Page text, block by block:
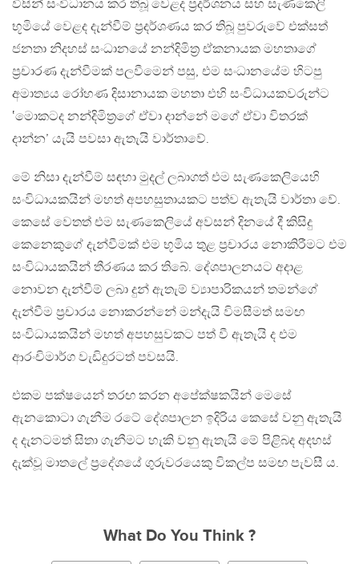
විසින් සංවිධානය කර තිබූ වෙළද ප්‍රදර්ශනය සහ සැණකෙලි
භූමියේ වෙළද දැන්වීම් ප්‍රදර්ශණය කර තිබූ පුවරුවේ එක්සත්
ජනතා නිදහස් සංධානයේ නන්දිමිත්‍ර ඒකනායක මහතාගේ
ප්‍රචාරණ දැන්වීමක් පලවීමෙන් පසු, එම සංධානයේම හිටපු
අමාත්‍යය රෝහණ දිසානායක මහතා එහි සංවිධායකවරුන්ට
‛මොකටද නන්දිමිත්‍රගේ ඒවා දාන්නේ මගේ ඒවා විතරක්
දාන්න’ යැයි පවසා ඇතැයි වාර්තාවේ.
මේ නිසා දැන්වීම් සඳහා මුදල් ලබාගත් එම සැණකෙලියෙහි
සංවිධායකයින් මහත් අපහසුතායකට පත්ව ඇතැයි වාර්තා වේ.
කෙසේ වෙතත් එම සැණකෙලියේ අවසන් දිනයේ දී කිසිදු
කෙනෙකුගේ දැන්වීමක් එම භූමිය තුළ ප්‍රචාරය නොකිරීමට එම
සංවිධායකයින් තීරණය කර තිබේ. දේශපාලනයට අදාළ
නොවන දැන්වීම් ලබා දුන් ඇතැම් ව්‍යාපාරිකයන් තමන්ගේ
දැන්වීම ප්‍රචාරය නොකරන්නේ මන්දැයි විමසීමත් සමඟ
සංවිධායකයින් මහත් අපහසුවකට පත් වී ඇතැයි ද එම
ආරංචිමාර්ග වැඩිදුරටත් පවසයි.
එකම පක්ෂයෙන් තරඟ කරන අපේක්ෂකයින් මෙසේ
ඇනකොටා ගැනීම රටේ දේශපාලන ඉදිරිය කෙසේ වනු ඇතැයි
ද දැනටමත් සිතා ගැනීමට හැකි වනු ඇතැයි මේ පිළිබද අදහස්
දැක්වූ මාතලේ ප්‍රදේශයේ ගුරුවරයෙකු විකල්ප සමඟ පැවසී ය.
What Do You Think ?